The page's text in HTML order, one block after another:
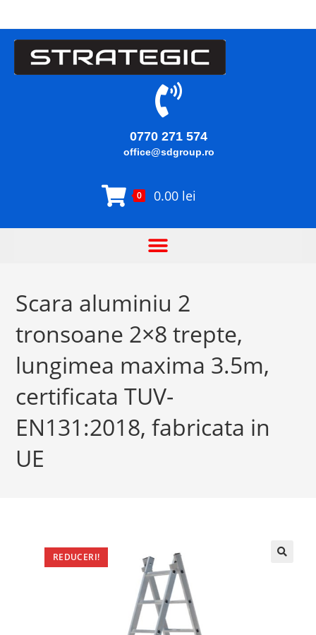
0770 271 574
office@sdgroup.ro
0 0.00 lei
Scara aluminiu 2
tronsoane 2×8 trepte,
lungimea maxima 3.5m,
certificata TUV-
EN131:2018, fabricata in
UE
REDUCERI!